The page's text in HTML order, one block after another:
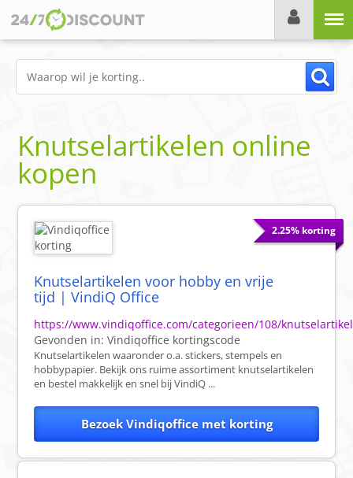
Knutselartikelen online
kopen
2.25% korting
Knutselartikelen voor hobby en vrije
tijd | VindiQ Office
https://www.vindiqoffice.com/categorieen/108/
Gevonden in:Vindiqoffice kortingscode
Knutselartikelen waaronder o.a. stickers, stempels en
hobbypapier. Bekijk ons ruime assortiment knutselartikelen
en bestel makkelijk en snel bij VindiQ ...
Bezoek Vindiqoffice met korting